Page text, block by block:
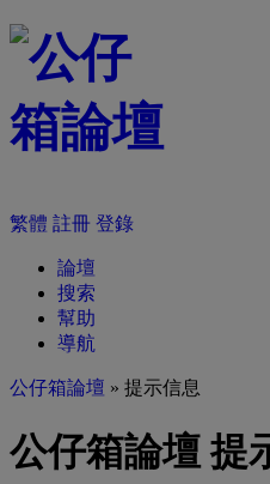
繁體 註冊 登錄
論壇
搜索
幫助
導航
公仔箱論壇 » 提示信息
公仔箱論壇 提